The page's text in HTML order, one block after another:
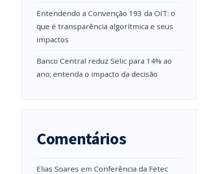
Entendendo a Convenção 193 da OIT: o
que é transparência algorítmica e seus
impactos
Banco Central reduz Selic para 14% ao
ano; entenda o impacto da decisão
Comentários
Elias Soares em Conferência da Fetec